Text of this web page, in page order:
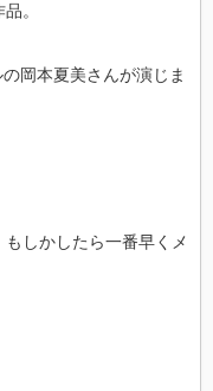
。
岡本夏美さんが演じま
しかしたら一番早くメ